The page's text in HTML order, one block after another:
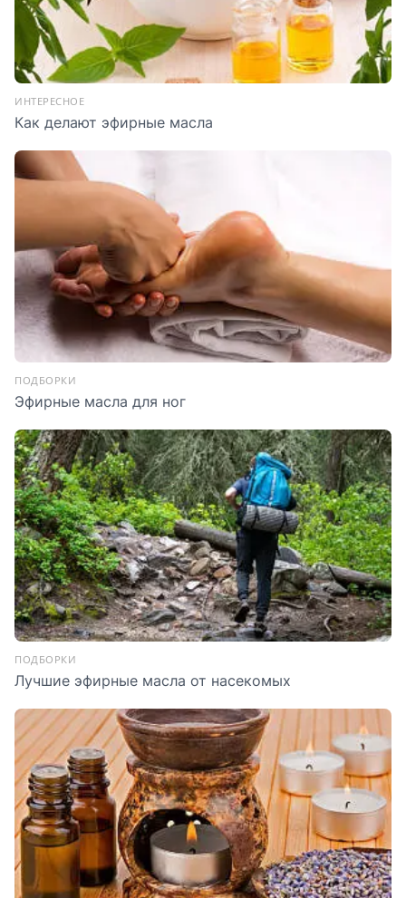
ИНТЕРЕСНОЕ
Как делают эфирные масла
ПОДБОРКИ
Эфирные масла для ног
ПОДБОРКИ
Лучшие эфирные масла от насекомых